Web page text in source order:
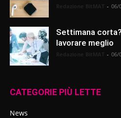
- 06/
Settimana
lavorare meglio
- 06/
CATEGORIE PIÙ LETTE
News